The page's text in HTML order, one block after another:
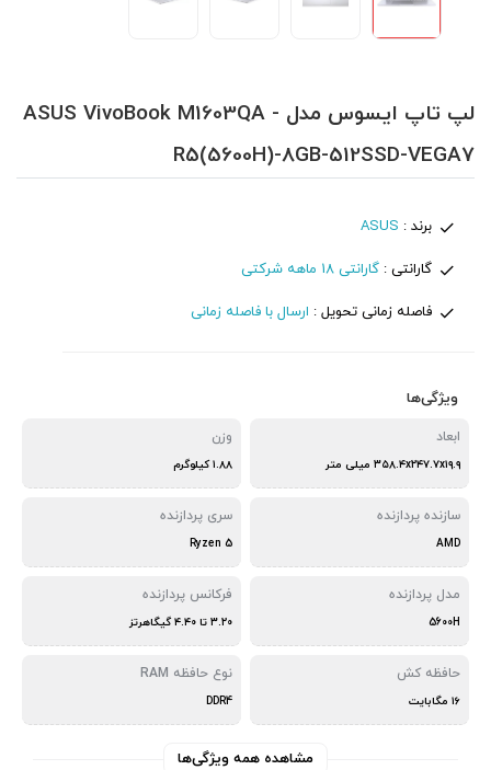
لپ تاپ ایسوس مدل ASUS VivoBook M1603QA -
R5(5600H)-8GB-512SSD-VEGA7
برند : ASUS
گارانتی :گارانتی 18 ماهه شرکتی
فاصله زمانی تحویل : ارسال با فاصله زمانی
ویژگی‌ها
ابعاد
۳۵۸.۴x۲۴۷.۷x۱۹.۹ میلی‌ متر
وزن
۱.۸۸ کیلوگرم
سازنده پردازنده
AMD
سری پردازنده
Ryzen 5
مدل پردازنده
5600H
فرکانس پردازنده
۳.۲۰ تا ۴.۴۰ گیگاهرتز
حافظه کش
۱۶ مگابایت
نوع حافظه RAM
DDR4
مشاهده همه ویژگی‌ها